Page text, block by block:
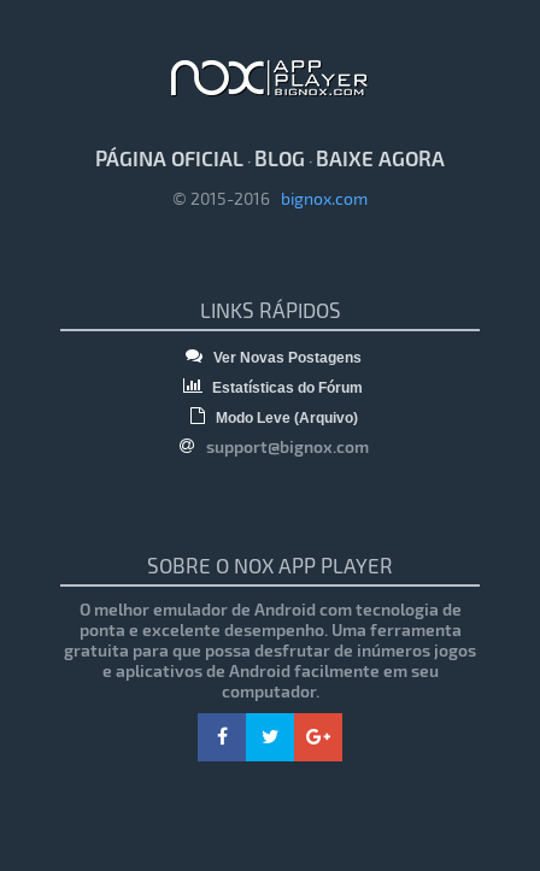
PÁGINA OFICIAL · BLOG · BAIXE AGORA
© 2015-2016 bignox.com
LINKS RÁPIDOS
Ver Novas Postagens
Estatísticas do Fórum
Modo Leve (Arquivo)
support@bignox.com
SOBRE O NOX APP PLAYER
O melhor emulador de Android com tecnologia de
ponta e excelente desempenho. Uma ferramenta
gratuita para que possa desfrutar de inúmeros jogos
e aplicativos de Android facilmente em seu
computador.